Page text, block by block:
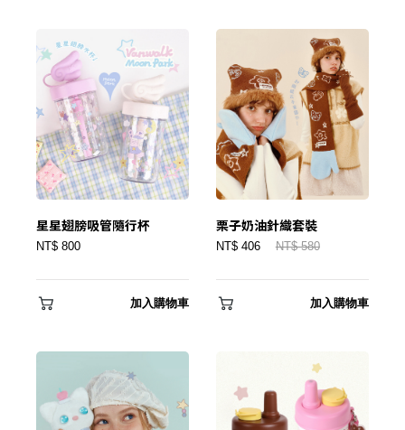
星星翅膀吸管隨行杯
NT$ 800
加入購物車
栗子奶油針織套裝
NT$ 406 NT$ 580
加入購物車